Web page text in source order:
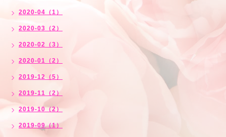
2020-04（1）
2020-03（2）
2020-02（3）
2020-01（2）
2019-12（5）
2019-11（2）
2019-10（2）
2019-09（1）